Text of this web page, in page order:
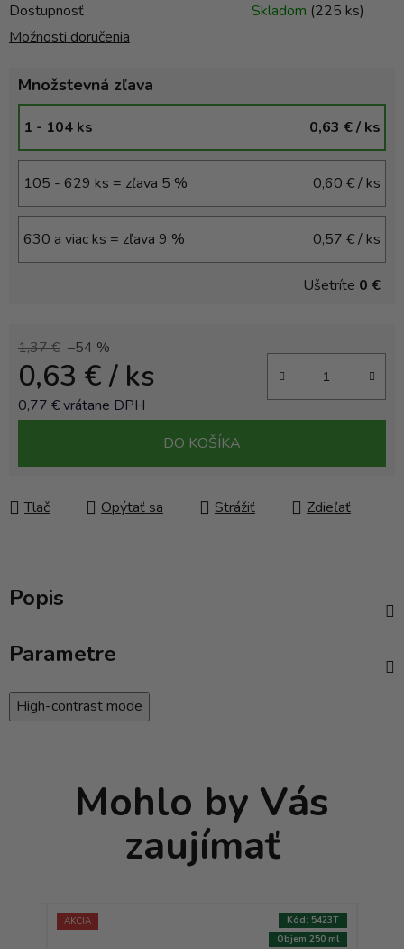
Dostupnosť Skladom (225 ks)
Možnosti doručenia
Množstevná zľava
1 - 104 ks 0,63 €/ ks
105 - 629 ks = zľava 5 % 0,60 €/ ks
630 a viac ks = zľava 9 % 0,57 €/ ks
Ušetríte 0 €
1,37 € –54 %
0,63 €/ ks
0,77 € vrátane DPH
DO KOŠÍKA
Tlač Opýtať sa Strážiť Zdieľať
Popis
Parametre
High-contrast mode
Mohlo by Vás
zaujímať
AKCIA
Objem 250 ml
Kód: 5423T